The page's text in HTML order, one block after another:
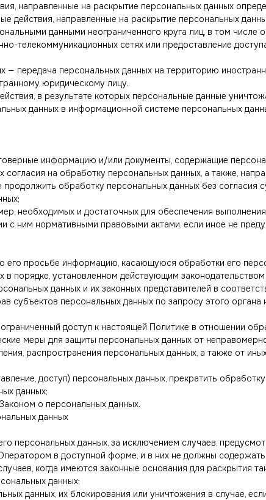
направленные на раскрытие персональных данных
действия, направленные на раскрытие персональных
данными неограниченного круга лиц, в том числе
телекоммуникационных сетях или предоставление
— передача персональных данных на территорию
юридическому лицу.
в результате которых персональные данные
данных в информационной системе персональных
информацию и/или документы, содержащие
на обработку персональных данных, а также,
обработку персональных данных без согласия
необходимых и достаточных для обеспечения
с ним нормативными правовыми актами, если иное не
его просьбе информацию, касающуюся обработки его
в порядке, установленном действующим
данных и их законных представителей в
субъектов персональных данных по запросу этого
доступ к настоящей Политике в отношении
меры для защиты персональных данных от
распространения персональных данных, а также от
доступ) персональных данных, прекратить
данных;
о персональных данных.
данных
персональных данных, за исключением случаев,
в доступной форме, и в них не должны
когда имеются законные основания для раскрытия
данных;
данных, их блокирования или уничтожения в случае,